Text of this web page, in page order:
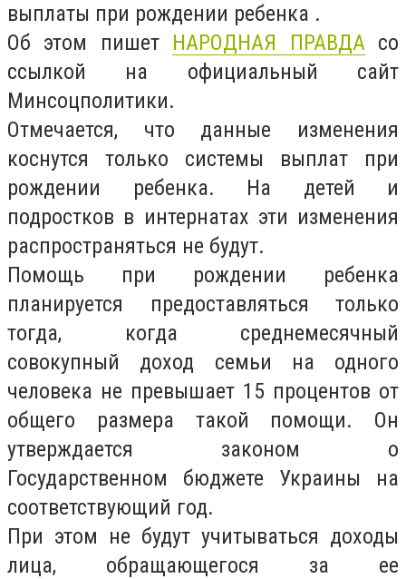
выплаты при рождении ребенка .
Об этом пишет НАРОДНАЯ ПРАВДА со
ссылкой на официальный сайт
Минсоцполитики.
Отмечается, что данные изменения
коснутся только системы выплат при
рождении ребенка. На детей и
подростков в интернатах эти изменения
распространяться не будут.
Помощь при рождении ребенка
планируется предоставляться только
тогда, когда среднемесячный
совокупный доход семьи на одного
человека не превышает 15 процентов от
общего размера такой помощи. Он
утверждается законом о
Государственном бюджете Украины на
соответствующий год.
При этом не будут учитываться доходы
лица, обращающегося за ее